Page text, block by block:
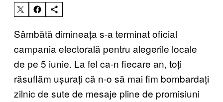
Sâmbătă dimineața s-a terminat oficial
campania electorală pentru alegerile locale
de pe 5 iunie. La fel ca-n fiecare an, toți
răsuflăm ușurați că n-o să mai fim bombardați
zilnic de sute de mesaje pline de promisiuni